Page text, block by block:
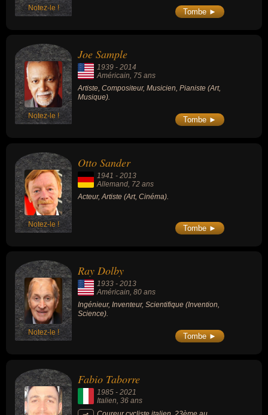
Notez-le ! Tombe ►
Notez-le !
Joe Sample
1939 - 2014
Américain, 75 ans
Artiste, Compositeur, Musicien, Pianiste (Art,
Musique).
Tombe ►
Notez-le !
Otto Sander
1941 - 2013
Allemand, 72 ans
Acteur, Artiste (Art, Cinéma).
Tombe ►
Notez-le !
Ray Dolby
1933 - 2013
Américain, 80 ans
Ingénieur, Inventeur, Scientifique (Invention,
Science).
Tombe ►
Fabio Taborre
1985 - 2021
Italien, 36 ans